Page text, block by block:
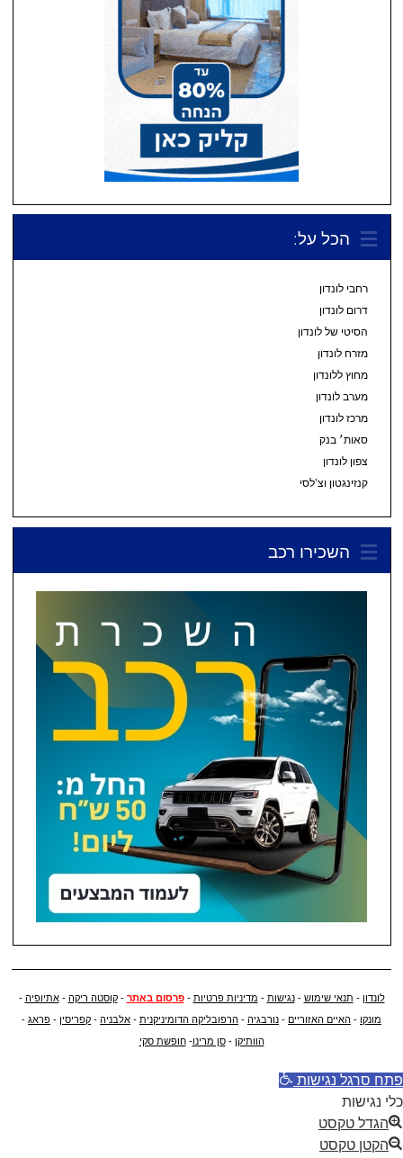
הכל על:
רחבי לונדון
דרום לונדון
הסיטי של לונדון
מזרח לונדון
מחוץ ללונדון
מערב לונדון
מרכז לונדון
סאות׳ בנק
צפון לונדון
קנזינגטון וצ’לסי
השכירו רכב
לונדון - תנאי שימוש -נגישות - מדיניות פרטיות -פרסום באתר -קוסטה ריקה -אתיופיה -
מונקו - האיים האזוריים - נורבגיה - הרפובליקה הדומיניקנית - אלבניה - קפריסין - פראג -
הוותיקן -סן מרינו-חופשת סקי
פתח סרגל נגישות
כלי נגישות
הגדל טקסט
הקטן טקסט